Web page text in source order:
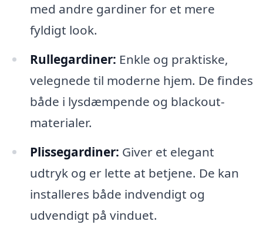
med andre gardiner for et mere
fyldigt look.
Rullegardiner: Enkle og praktiske,
velegnede til moderne hjem. De findes
både i lysdæmpende og blackout-
materialer.
Plissegardiner: Giver et elegant
udtryk og er lette at betjene. De kan
installeres både indvendigt og
udvendigt på vinduet.